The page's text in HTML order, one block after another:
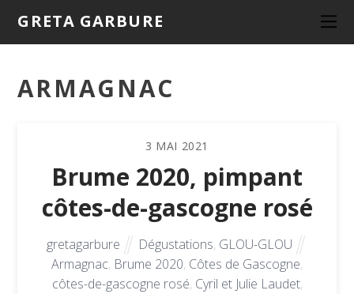
GRETA GARBURE
ARMAGNAC
3 MAI 2021
Brume 2020, pimpant
côtes-de-gascogne rosé
gretagarbure Dégustations, GLOU-GLOU
Armagnac, Brume 2020, Côtes de Gascogne,
côtes-de-gascogne rosé, Cyril et Julie Laudet,